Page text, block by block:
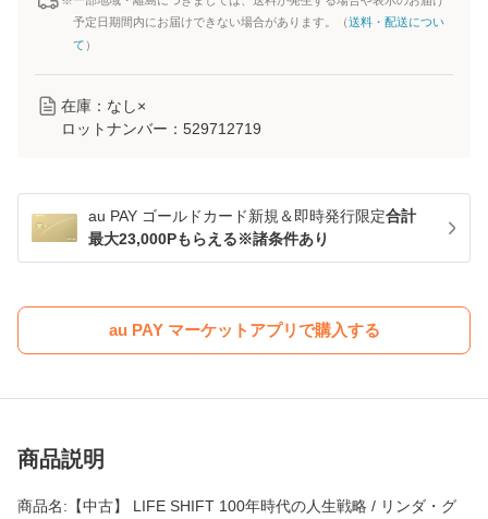
予定日期間内にお届けできない場合があります。（送料・配送につい
て ）
在庫：なし×
ロットナンバー： 529712719
au PAY ゴールドカード新規＆即時発行限定合計
最大23,000Pもらえる※諸条件あり
au PAY マーケットアプリで購入する
商品説明
商品名:【中古】 LIFE SHIFT 100年時代の人生戦略 / リンダ・グ